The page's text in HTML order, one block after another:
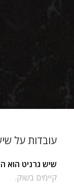
עובדות על
שיש גרניט הוא
קיימים בשוק.